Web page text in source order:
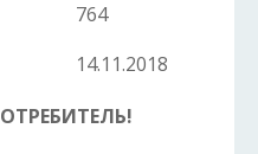
764
14.11.2018